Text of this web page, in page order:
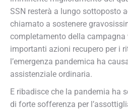
SSN resterà a lungo sottoposto
chiamato a sostenere
completamento della campagna
importanti azioni recupero per i
l’emergenza pandemica ha
assistenziale ordinaria.
E ribadisce che la pandemia ha
di forte sofferenza per